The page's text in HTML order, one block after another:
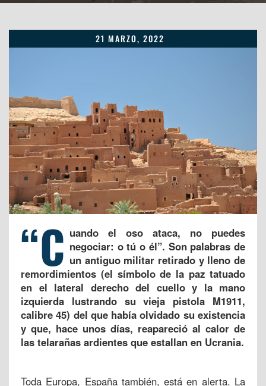
21 MARZO, 2022
“C uando el oso ataca, no puedes
negociar: o tú o él”. Son palabras de
un antiguo militar retirado y lleno de
remordimientos (el símbolo de la paz tatuado
en el lateral derecho del cuello y la mano
izquierda lustrando su vieja pistola M1911,
calibre 45) del que había olvidado su existencia
y que, hace unos días, reapareció al calor de
las telarañas ardientes que estallan en Ucrania.
Toda Europa, España también, está en alerta. La